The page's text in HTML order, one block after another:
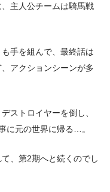
主人公チームは騎馬戦
手を組んで、最終話は
アクションシーンが多
ストロイヤーを倒し、
に元の世界に帰る…。
、第2期へと続くのでし